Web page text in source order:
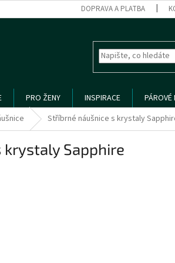
DOPRAVA A PLATBA
PRO ŽENY INSPIRACE PÁROVÉ
Stříbrné náušnice s krystaly
Sapphire